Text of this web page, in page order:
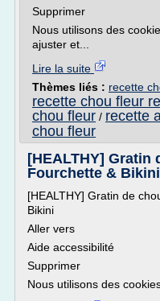
Supprimer
Nous utilisons des
ajuster et...
Lire la suite
Thèmes liés : recette
recette chou fleur
chou fleur / recette
chou fleur
[HEALTHY] Gratin
Fourchette & Bikini
[HEALTHY] Gratin de
Bikini
Aller vers
Aide accessibilité
Supprimer
Nous utilisons des